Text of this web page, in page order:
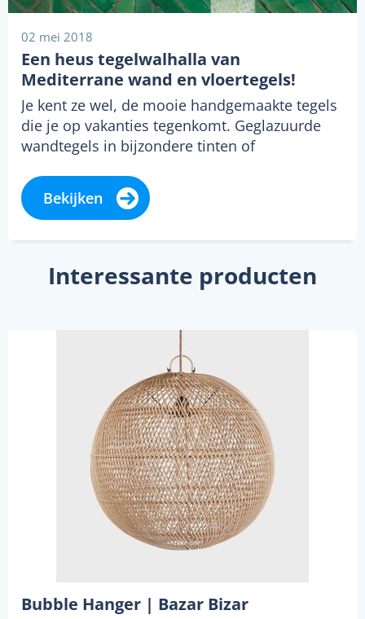
02 mei 2018
Een heus tegelwalhalla van
Mediterrane wand en vloertegels!
Je kent ze wel, de mooie handgemaakte tegels
die je op vakanties tegenkomt. Geglazuurde
wandtegels in bijzondere tinten of
Bekijken
Interessante producten
Bubble Hanger | Bazar Bizar